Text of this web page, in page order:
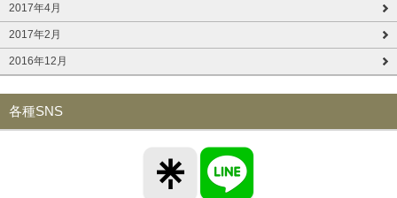
2017年4月
2017年2月
2016年12月
各種SNS